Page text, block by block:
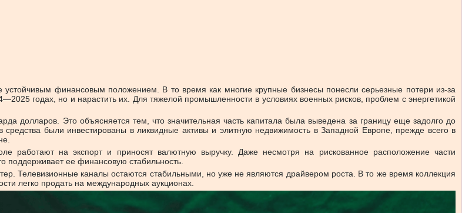
устойчивым финансовым положением. В то время как многие крупные бизнесы понесли серьезные потери из-за
годах, но и нарастить их. Для тяжелой промышленности в условиях военных рисков, проблем с энергетикой
долларов. Это объясняется тем, что значительная часть капитала была выведена за границу еще задолго до
были инвестированы в ликвидные активы и элитную недвижимость в Западной Европе, прежде всего в
работают на экспорт и приносят валютную выручку. Даже несмотря на рискованное расположение части
поддерживает ее финансовую стабильность.
Телевизионные каналы остаются стабильными, но уже не являются драйвером роста. В то же время коллекция
легко продать на международных аукционах.